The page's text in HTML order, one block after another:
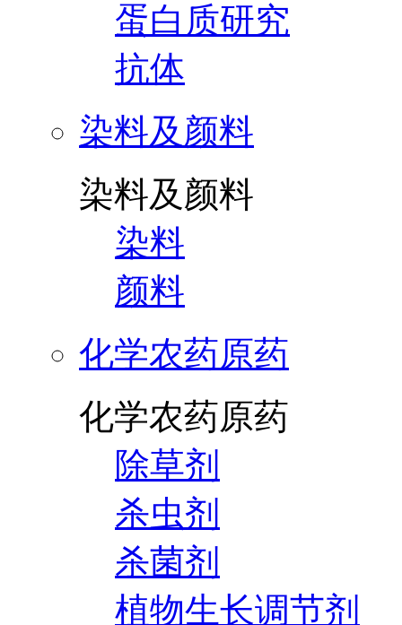
蛋白质研究
抗体
染料及颜料
染料及颜料
染料
颜料
化学农药原药
化学农药原药
除草剂
杀虫剂
杀菌剂
植物生长调节剂